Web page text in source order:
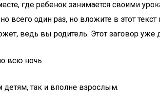
где ребенок занимается своими
всего один раз, но вложите в этот
ведь вы родитель. Этот заговор уже
всю ночь
так и вполне взрослым.